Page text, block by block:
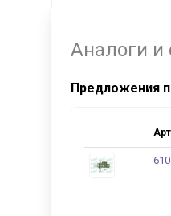
Аналоги
Предложения